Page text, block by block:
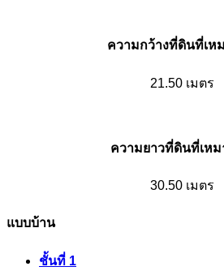
ความกว้างที่ดินที่เห
21.50 เมตร
ความยาวที่ดินที่เหม
30.50 เมตร
แบบบ้าน
ชั้นที่ 1